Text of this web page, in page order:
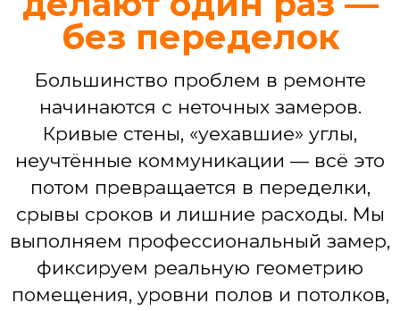
Ремонт ванной комнаты
Демонтаж, гидроизоляция, укладка
плитки, установка сантехники,
монтаж потолка, светильников.
ВАННОЙ
3D-визуализация интерьера
Подбор материалов,
сантехники, мебели
Смета по проекту